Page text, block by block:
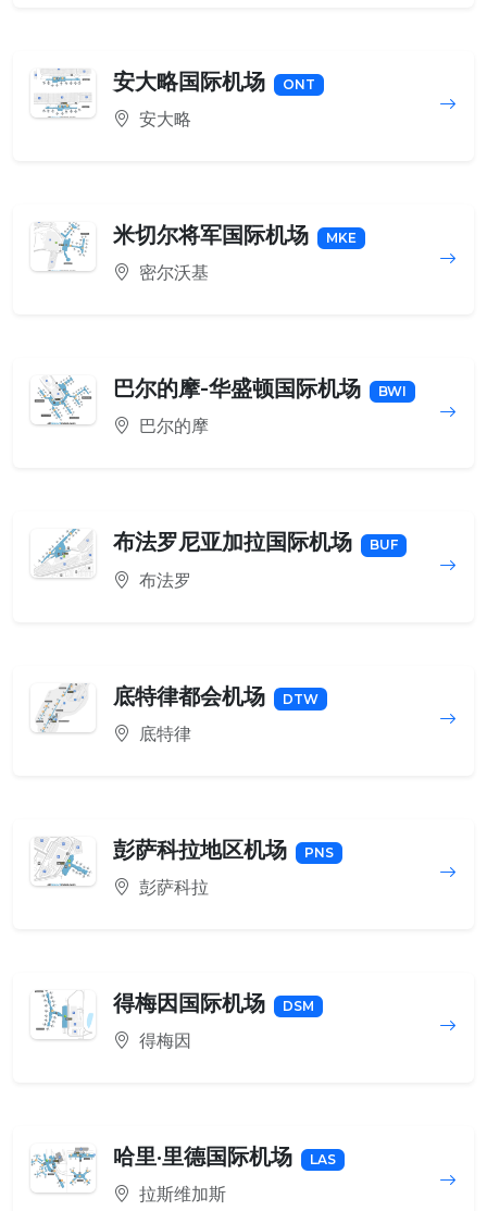
安大略国际机场 ONT
安大略
米切尔将军国际机场 MKE
密尔沃基
巴尔的摩-华盛顿国际机场 BWI
巴尔的摩
布法罗尼亚加拉国际机场 BUF
布法罗
底特律都会机场 DTW
底特律
彭萨科拉地区机场 PNS
彭萨科拉
得梅因国际机场 DSM
得梅因
哈里·里德国际机场 LAS
拉斯维加斯